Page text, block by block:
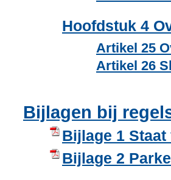
Hoofdstuk 4
Artikel 25
Artikel 26
Bijlagen bij
Bijlage 1
Bijlage 2